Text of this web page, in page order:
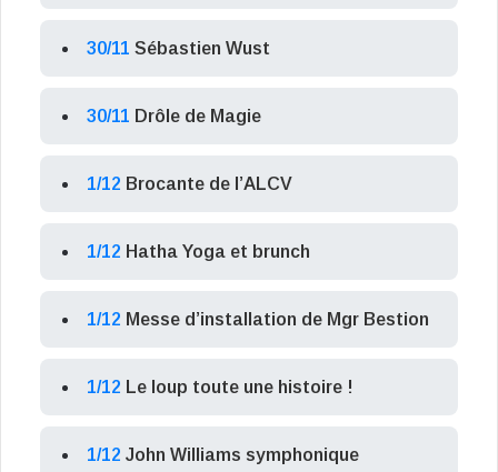
30/11 Sébastien Wust
30/11 Drôle de Magie
1/12 Brocante de l’ALCV
1/12 Hatha Yoga et brunch
1/12 Messe d’installation de Mgr Bestion
1/12 Le loup toute une histoire !
1/12 John Williams symphonique